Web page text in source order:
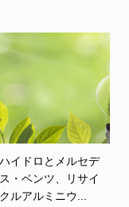
ハイドロとメルセデ
ス・ベンツ、リサイ
クルアルミニウ...